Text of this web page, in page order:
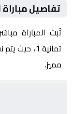
تفاصيل مباراة
تُبث المباراة
ثمانية 1،
مميز.